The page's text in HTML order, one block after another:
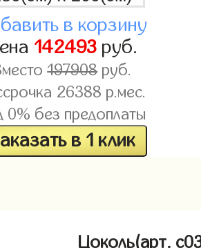
в корзину
142493руб.
197908руб.
26388 р.мес.
0% без предоплаты
в 1 клик
Цоколь(арт.